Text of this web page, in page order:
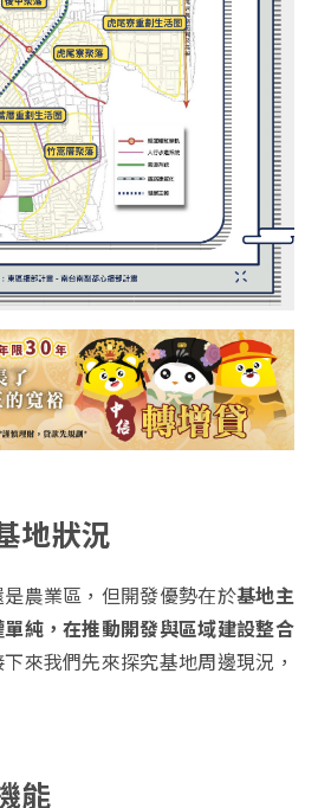
地狀況
農業區，但開發優勢在於基地主
純，在推動開發與區域建設整合
下來我們先來探究基地周邊現況，
能